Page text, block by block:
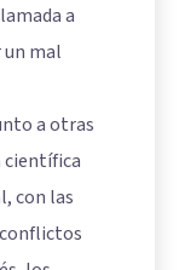
a
un mal
a otras
científica
con las